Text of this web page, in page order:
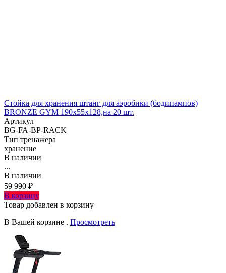
Стойка для хранения штанг для аэробики (бодипампов)
BRONZE GYM 190х55х128,на 20 шт.
Артикул
BG-FA-BP-RACK
Тип тренажера
хранение
В наличии
...
В наличии
59 990 ₽
В корзину
Товар добавлен в корзину
В Вашей корзине . Просмотреть